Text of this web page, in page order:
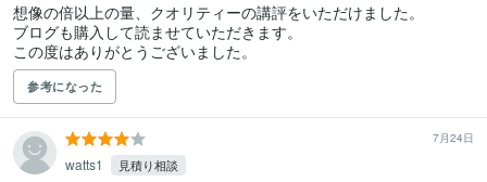
想像の倍以上の量、クオリティーの講評をいただけました。
ブログも購入して読ませていただきます。
この度はありがとうございました。
参考になった
7月24日
watts1 見積り相談